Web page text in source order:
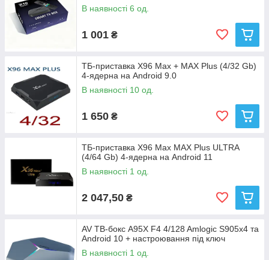
В наявності 6 од.
1 001 ₴
ТБ-приставка X96 Max + MAX Plus (4/32 Gb)
4-ядерна на Android 9.0
В наявності 10 од.
1 650 ₴
ТБ-приставка X96 Max MAX Plus ULTRA
(4/64 Gb) 4-ядерна на Android 11
В наявності 1 од.
2 047,50 ₴
AV ТВ-бокс A95X F4 4/128 Amlogic S905x4 та
Android 10 + настроювання під ключ
В наявності 1 од.